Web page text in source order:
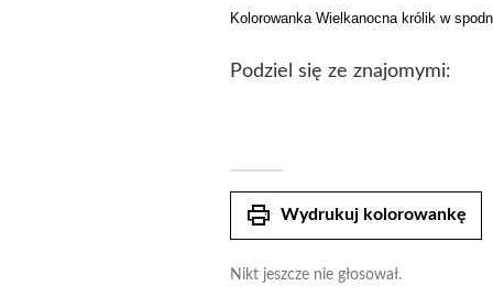
Kolorowanka Wielkanocna królik w
Podziel się ze znajomymi:
print Wydrukuj kolorowankę
Nikt jeszcze nie głosował.